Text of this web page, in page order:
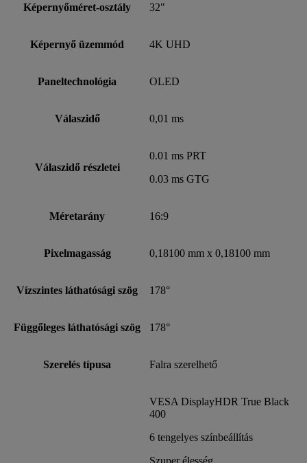
Képernyőméret-osztály 32"
Képernyő üzemmód 4K UHD
Paneltechnológia OLED
Válaszidő 0,01 ms
Válaszidő részletei
0.01 ms PRT
0.03 ms GTG
Méretarány 16:9
Pixelmagasság 0,18100 mm x 0,18100 mm
Vízszintes láthatósági szög 178°
Függőleges láthatósági szög 178°
Szerelés típusa Falra szerelhető
VESA DisplayHDR True Black
400
6 tengelyes színbeállítás
Szuper élesség